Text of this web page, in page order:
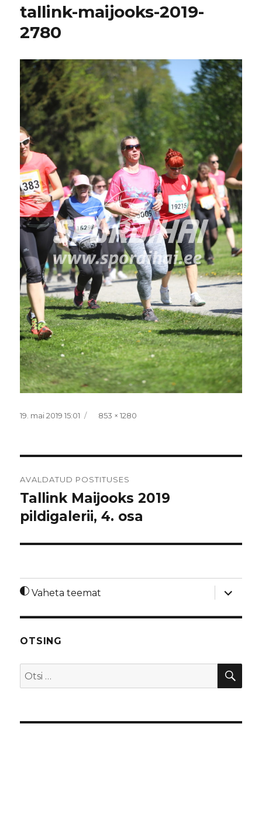
tallink-maijooks-2019-
2780
Postitatud
19. mai 2019 15:01 Täissuurus
853 × 1280
AVALDATUD POSTITUSES
Tallink Maijooks 2019
pildigalerii, 4. osa
Vaheta teemat
laienda
OTSING
Otsi: